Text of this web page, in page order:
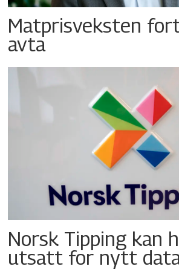
Matprisveksten
avta
Norsk Tipping kan
utsatt for nytt